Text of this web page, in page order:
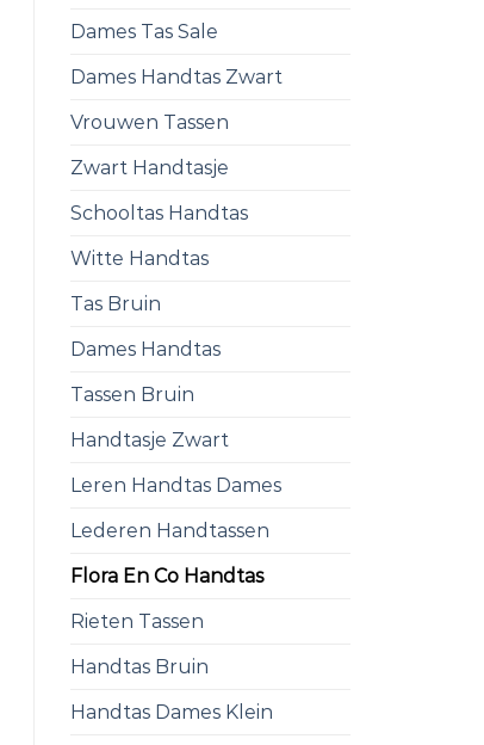
Dames Tas Sale
Dames Handtas Zwart
Vrouwen Tassen
Zwart Handtasje
Schooltas Handtas
Witte Handtas
Tas Bruin
Dames Handtas
Tassen Bruin
Handtasje Zwart
Leren Handtas Dames
Lederen Handtassen
Flora En Co Handtas
Rieten Tassen
Handtas Bruin
Handtas Dames Klein